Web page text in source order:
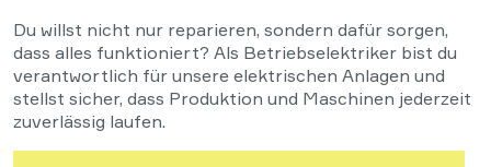
Du willst nicht nur reparieren, sondern dafür sorgen,
dass alles funktioniert? Als Betriebselektriker bist du
verantwortlich für unsere elektrischen Anlagen und
stellst sicher, dass Produktion und Maschinen jederzeit
zuverlässig laufen.